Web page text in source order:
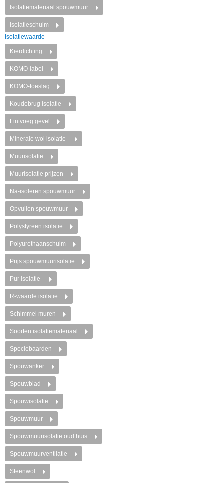
Isolatiemateriaal spouwmuur
Isolatieschuim
Isolatiewaarde
Kierdichting
KOMO-label
KOMO-toeslag
Koudebrug isolatie
Lintvoeg gevel
Minerale wol isolatie
Muurisolatie
Muurisolatie prijzen
Na-isoleren spouwmuur
Opvullen spouwmuur
Polystyreen isolatie
Polyurethaanschuim
Prijs spouwmuurisolatie
Pur isolatie
R-waarde isolatie
Schimmel muren
Soorten isolatiemateriaal
Speciebaarden
Spouwanker
Spouwblad
Spouwisolatie
Spouwmuur
Spouwmuurisolatie oud huis
Spouwmuurventilatie
Steenwol